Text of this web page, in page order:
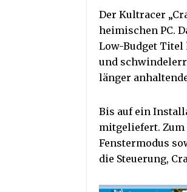
Der Kultracer
heimischen PC.
Low-Budget Titel
und
länger
Bis auf ein
mitgeliefert.
Fenstermodus
die Steuerung,